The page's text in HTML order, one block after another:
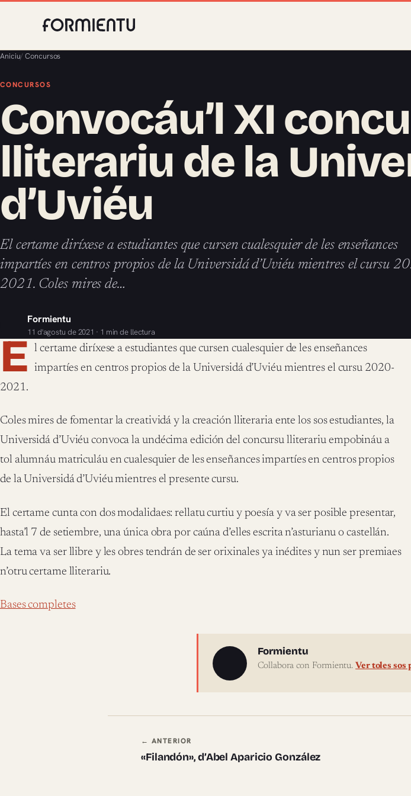
Aniciu/Concursos
CONCURSOS
Convocáu’l XI
lliterariu de la
d’Uviéu
El certame diríxese a estudiantes que cursen cualesquier de les enseñances
impartíes en centros propios de la Universidá d’Uviéu mientres el cursu
2021. Coles mires de…
Formientu
11 d'agostu de 2021 · 1 min de llectura
E l certame diríxese a estudiantes que cursen cualesquier de les enseñances
impartíes en centros propios de la Universidá d’Uviéu mientres el cursu 2020-
2021.
Coles mires de fomentar la creatividá y la creación lliteraria ente los sos estudiantes, la
Universidá d’Uviéu convoca la undécima edición del concursu lliterariu empobináu a
tol alumnáu matriculáu en cualesquier de les enseñances impartíes en centros propios
de la Universidá d’Uviéu mientres el presente cursu.
El certame cunta con dos modalidaes: rellatu curtiu y poesía y va ser posible presentar,
hasta’l 7 de setiembre, una única obra por caúna d’elles escrita n’asturianu o castellán.
La tema va ser llibre y les obres tendrán de ser orixinales ya inédites y nun ser premiaes
n’otru certame lliterariu.
Bases completes
Sobre l'autor
Formientu
Collabora con Formientu. Ver toles sos
Navegación ente pieces
← ANTERIOR
«Filandón», d’Abel Aparicio González